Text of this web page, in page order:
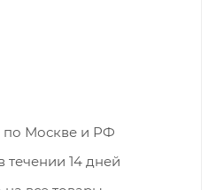
по Москве и РФ
течении 14 дней